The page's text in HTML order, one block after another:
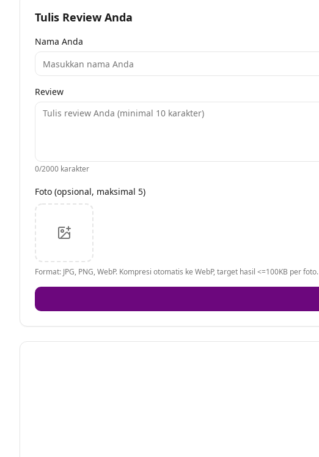
Tulis Review Anda
Nama Anda
Review
0/2000 karakter
Foto (opsional, maksimal 5)
Format: JPG, PNG, WebP. Kompresi otomatis ke WebP, target hasil <=100KB per foto.